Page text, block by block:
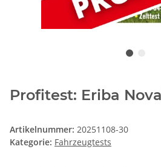
Profitest: Eriba
Artikelnummer: 20251108-30
Kategorie: Fahrzeugtests